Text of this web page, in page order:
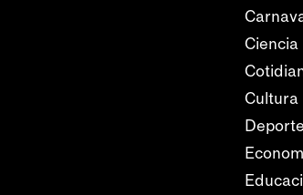
Ciencia
Cultura
Deporte